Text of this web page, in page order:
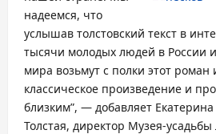
надеемся, что
услышав толстовский текст в
тысячи молодых людей в России
мира возьмут с полки этот роман
классическое произведение и
близким”, — добавляет
Толстая, директор Музея-усадьбы